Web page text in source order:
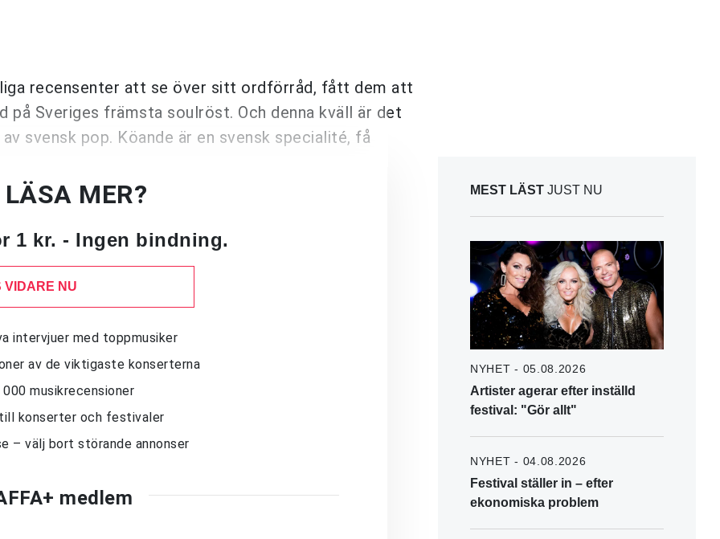
recensenter att se över sitt ordförråd, fått dem att
Sveriges främsta soulröst. Och denna kväll är det
svensk pop. Köande är en svensk specialité, få
MER?
1 kr. - Ingen bindning.
VIDARE NU
intervjuer med toppmusiker
av de viktigaste konserterna
musikrecensioner
konserter och festivaler
– välj bort störande annonser
medlem
MEST LÄST JUST NU
NYHET - 05.08.2026
Artister agerar efter inställd
festival: "Gör allt"
NYHET - 04.08.2026
Festival ställer in – efter
ekonomiska problem